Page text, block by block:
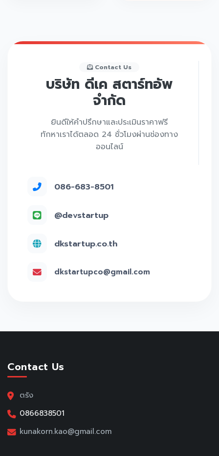
Contact Us
บริษัท ดีเค สตาร์ทอัพ
จำกัด
ยินดีให้คำปรึกษาและประเมินราคาฟรี
ทักหาเราได้ตลอด 24 ชั่วโมงผ่านช่องทาง
ออนไลน์
086-683-8501
@devstartup
dkstartup.co.th
dkstartupco@gmail.com
Contact Us
ตรัง
0866838501
kunakorn.kao@gmail.com